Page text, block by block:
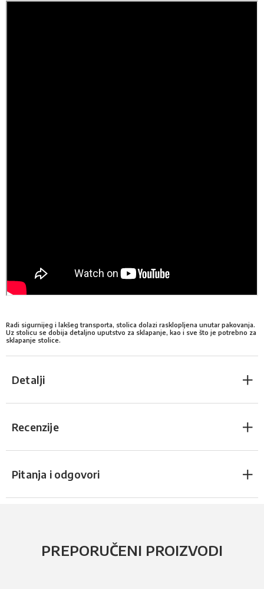
Radi sigurnijeg i lakšeg transporta, stolica dolazi rasklopljena unutar pakovanja.
Uz stolicu se dobija detaljno uputstvo za sklapanje, kao i sve što je potrebno za
sklapanje stolice.
Detalji
Recenzije
Pitanja i odgovori
PREPORUČENI PROIZVODI